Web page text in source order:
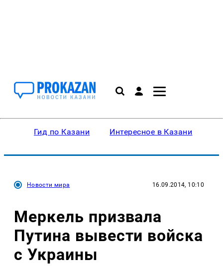
Гид по Казани Интересное в Казани
Новости мира 16.09.2014, 10:10
Меркель призвала
Путина вывести войска
с Украины